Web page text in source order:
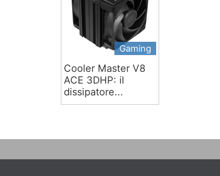
Gaming
Cooler Master V8
ACE 3DHP: il
dissipatore...